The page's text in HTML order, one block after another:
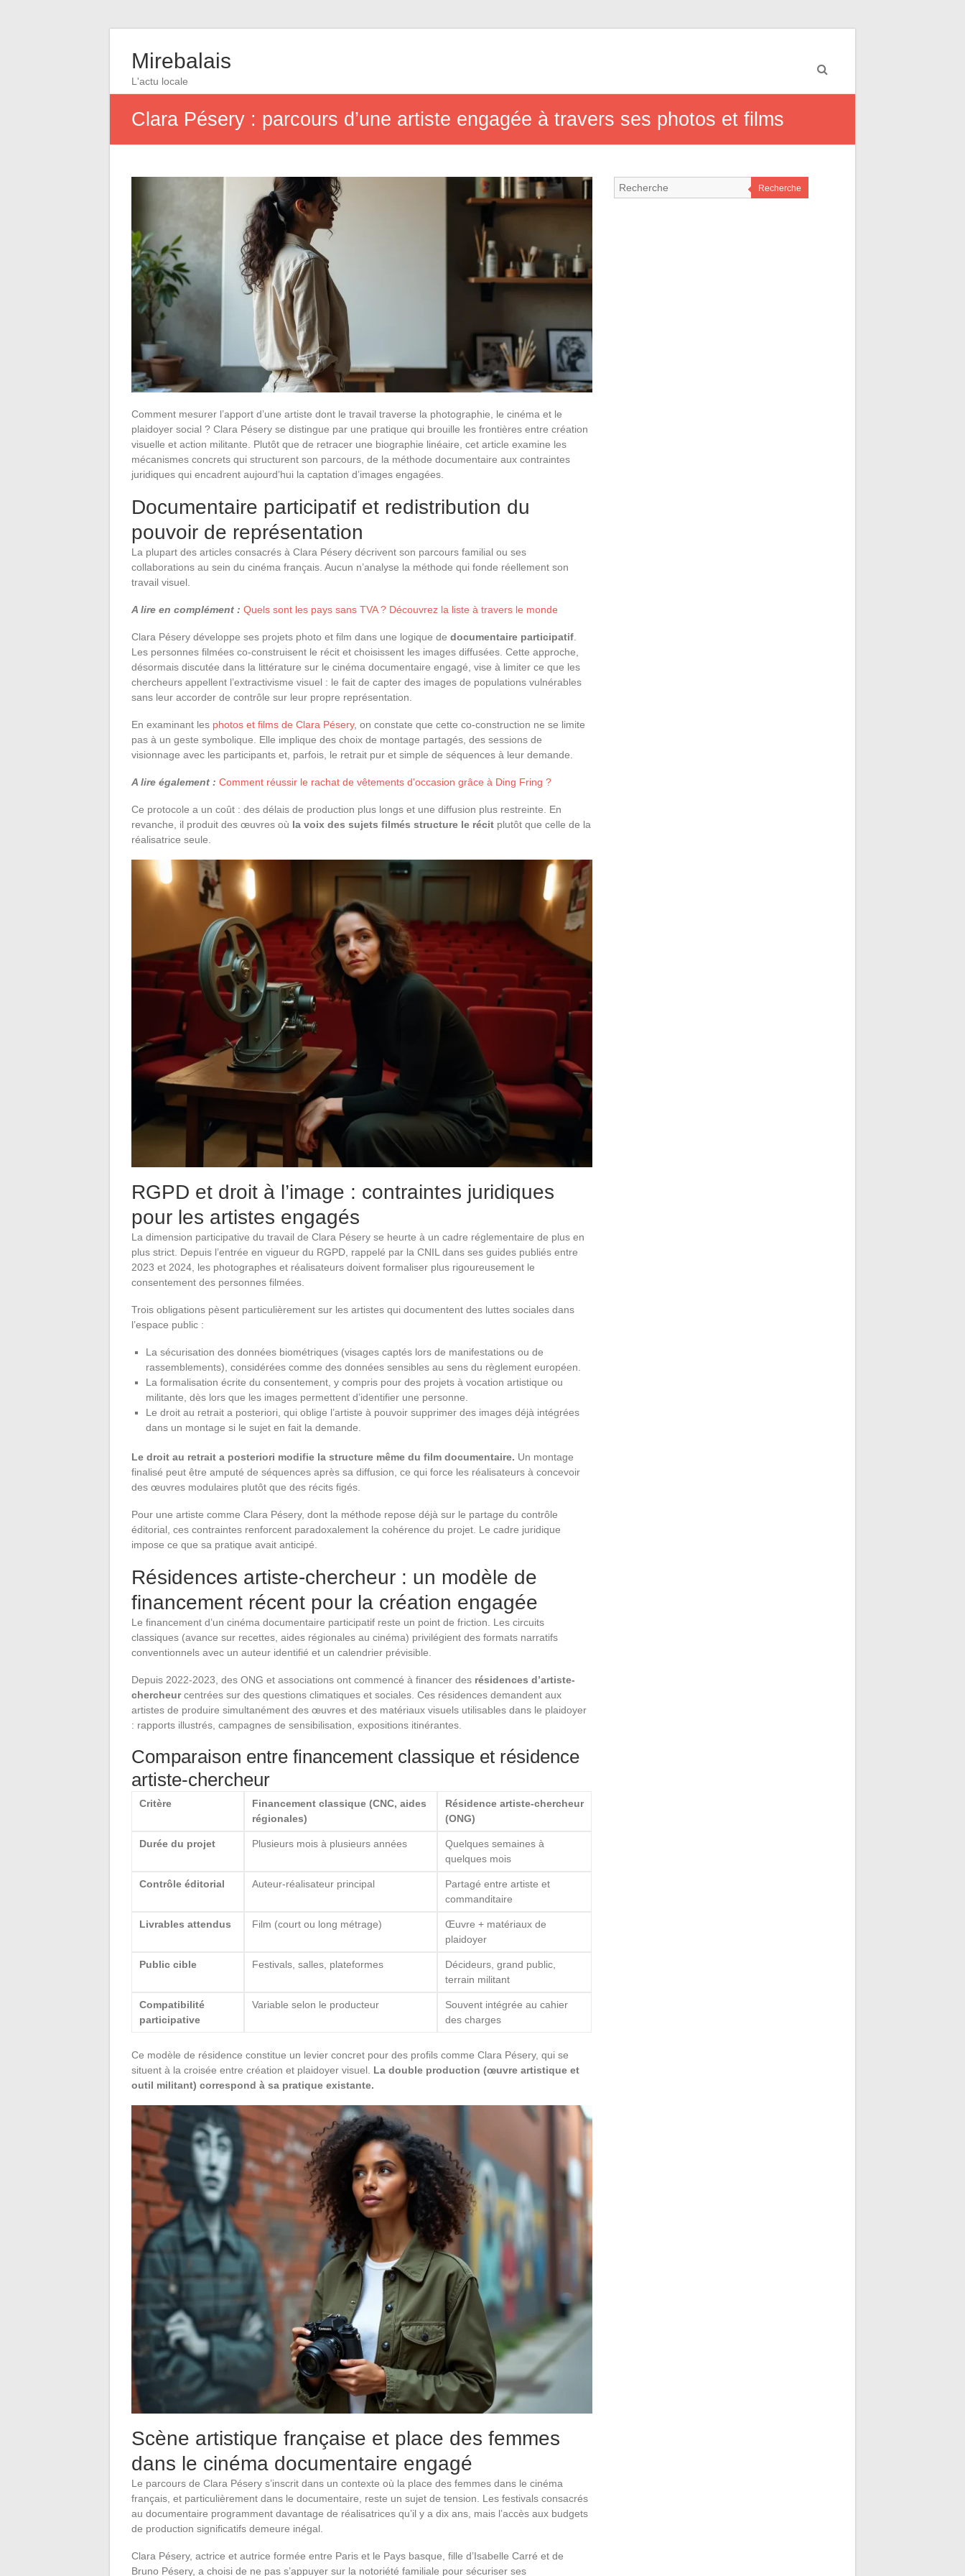
Mirebalais
L'actu locale
Clara Pésery : parcours d’une artiste engagée à travers ses photos et films
Comment mesurer l’apport d’une artiste dont le travail traverse la photographie, le cinéma et le
plaidoyer social ? Clara Pésery se distingue par une pratique qui brouille les frontières entre création
visuelle et action militante. Plutôt que de retracer une biographie linéaire, cet article examine les
mécanismes concrets qui structurent son parcours, de la méthode documentaire aux contraintes
juridiques qui encadrent aujourd’hui la captation d’images engagées.
Documentaire participatif et redistribution du
pouvoir de représentation
La plupart des articles consacrés à Clara Pésery décrivent son parcours familial ou ses
collaborations au sein du cinéma français. Aucun n’analyse la méthode qui fonde réellement son
travail visuel.
A lire en complément : Quels sont les pays sans TVA ? Découvrez la liste à travers le monde
Clara Pésery développe ses projets photo et film dans une logique de documentaire participatif
Les personnes filmées co-construisent le récit et choisissent les images diffusées. Cette approche,
désormais discutée dans la littérature sur le cinéma documentaire engagé, vise à limiter ce que les
chercheurs appellent l’extractivisme visuel : le fait de capter des images de populations vulnérables
sans leur accorder de contrôle sur leur propre représentation.
En examinant les photos et films de Clara Pésery, on constate que cette co-construction ne se limite
pas à un geste symbolique. Elle implique des choix de montage partagés, des sessions de
visionnage avec les participants et, parfois, le retrait pur et simple de séquences à leur demande.
A lire également : Comment réussir le rachat de vêtements d'occasion grâce à Ding Fring ?
Ce protocole a un coût : des délais de production plus longs et une diffusion plus restreinte. En
revanche, il produit des œuvres où la voix des sujets filmés structure le récit plutôt que celle de la
réalisatrice seule.
RGPD et droit à l’image : contraintes juridiques
pour les artistes engagés
La dimension participative du travail de Clara Pésery se heurte à un cadre réglementaire de plus en
plus strict. Depuis l’entrée en vigueur du RGPD, rappelé par la CNIL dans ses guides publiés entre
2023 et 2024, les photographes et réalisateurs doivent formaliser plus rigoureusement le
consentement des personnes filmées.
Trois obligations pèsent particulièrement sur les artistes qui documentent des luttes sociales dans
l’espace public :
La sécurisation des données biométriques (visages captés lors de manifestations ou de
rassemblements), considérées comme des données sensibles au sens du règlement européen.
La formalisation écrite du consentement, y compris pour des projets à vocation artistique ou
militante, dès lors que les images permettent d’identifier une personne.
Le droit au retrait a posteriori, qui oblige l’artiste à pouvoir supprimer des images déjà intégrées
dans un montage si le sujet en fait la demande.
Le droit au retrait a posteriori modifie la structure même du film documentaire. Un montage
finalisé peut être amputé de séquences après sa diffusion, ce qui force les réalisateurs à concevoir
des œuvres modulaires plutôt que des récits figés.
Pour une artiste comme Clara Pésery, dont la méthode repose déjà sur le partage du contrôle
éditorial, ces contraintes renforcent paradoxalement la cohérence du projet. Le cadre juridique
impose ce que sa pratique avait anticipé.
Résidences artiste-chercheur : un modèle de
financement récent pour la création engagée
Le financement d’un cinéma documentaire participatif reste un point de friction. Les circuits
classiques (avance sur recettes, aides régionales au cinéma) privilégient des formats narratifs
conventionnels avec un auteur identifié et un calendrier prévisible.
Depuis 2022-2023, des ONG et associations ont commencé à financer des résidences d’artiste-
chercheurcentrées sur des questions climatiques et sociales. Ces résidences demandent aux
artistes de produire simultanément des œuvres et des matériaux visuels utilisables dans le plaidoyer
: rapports illustrés, campagnes de sensibilisation, expositions itinérantes.
Comparaison entre financement classique et résidence
artiste-chercheur
Critère
Financement classique (CNC, aides
régionales)
Résidence artiste-chercheur
(ONG)
Durée du projet Plusieurs mois à plusieurs années
Quelques semaines à
quelques mois
Contrôle éditorial Auteur-réalisateur principal
Partagé entre artiste et
commanditaire
Livrables attendus Film (court ou long métrage)
Œuvre + matériaux de
plaidoyer
Public cible Festivals, salles, plateformes
Décideurs, grand public,
terrain militant
Compatibilité
participative
Variable selon le producteur
Souvent intégrée au cahier
des charges
Ce modèle de résidence constitue un levier concret pour des profils comme Clara Pésery, qui se
situent à la croisée entre création et plaidoyer visuel. La double production (œuvre artistique et
outil militant) correspond à sa pratique existante.
Scène artistique française et place des femmes
dans le cinéma documentaire engagé
Le parcours de Clara Pésery s’inscrit dans un contexte où la place des femmes dans le cinéma
français, et particulièrement dans le documentaire, reste un sujet de tension. Les festivals consacrés
au documentaire programment davantage de réalisatrices qu’il y a dix ans, mais l’accès aux budgets
de production significatifs demeure inégal.
Clara Pésery, actrice et autrice formée entre Paris et le Pays basque, fille d’Isabelle Carré et de
Bruno Pésery, a choisi de ne pas s’appuyer sur la notoriété familiale pour sécuriser ses
Recherche